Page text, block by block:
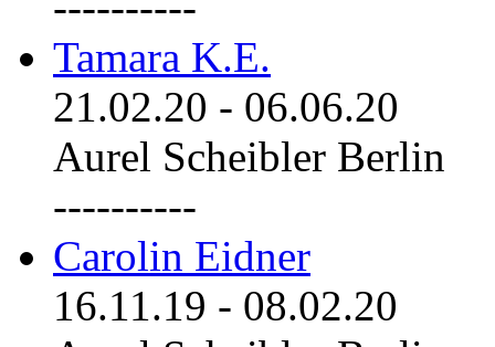
Tamara K.E.
21.02.20 - 06.06.20
Aurel Scheibler Berlin
----------
Carolin Eidner
16.11.19 - 08.02.20